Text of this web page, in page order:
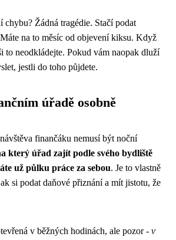
chybu? Žádná tragédie. Stačí podat
na to měsíc od objevení kiksu. Když
to neodkládejte. Pokud vám naopak dluží
jestli do toho půjdete.
úřadě osobně
finančáku nemusí být noční
který úřad zajít podle svého bydliště
už půlku práce za sebou. Je to vlastně
si podat daňové přiznání a mít jistotu, že
v běžných hodinách, ale pozor - v